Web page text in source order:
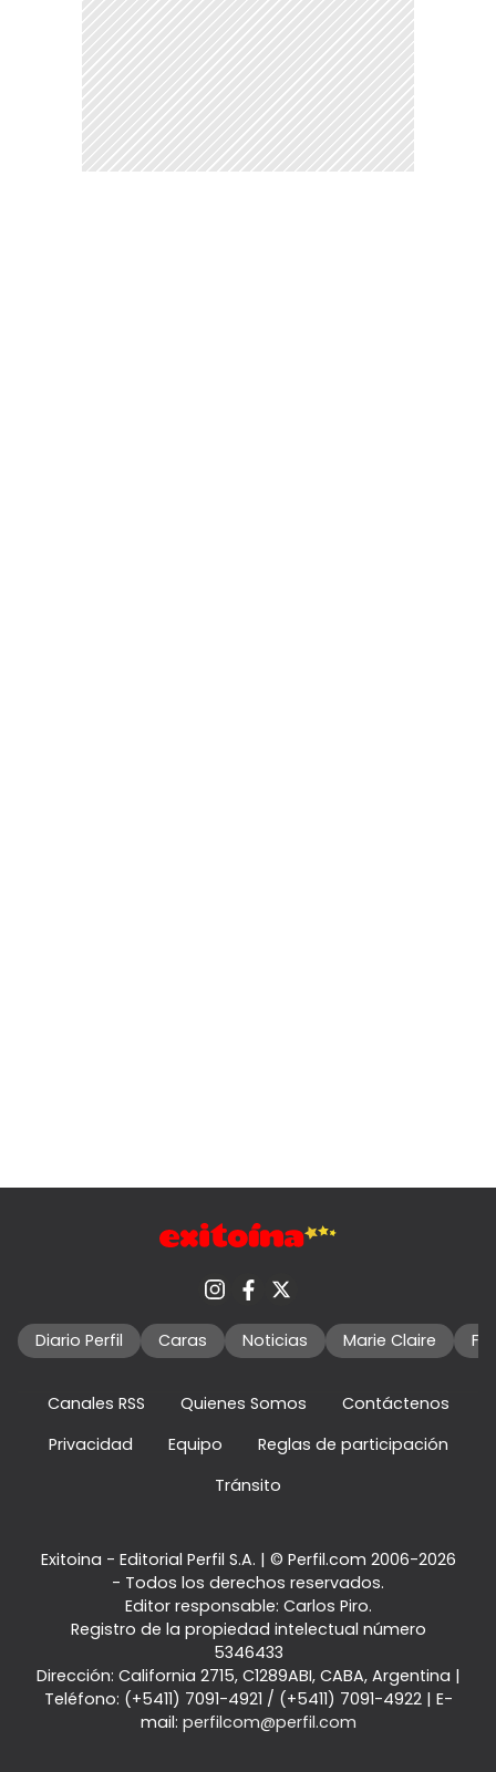
Diario Perfil Caras Noticias Marie Claire
Canales RSS Quienes Somos
Contáctenos
Privacidad
Equipo
Reglas de participación
Tránsito
Exitoina - Editorial Perfil S.A. | © Perfil.com 2006-2026
- Todos los derechos reservados.
Editor responsable: Carlos Piro.
Registro de la propiedad intelectual número
5346433
Dirección: California 2715, C1289ABI, CABA, Argentina |
Teléfono: (+5411) 7091-4921 / (+5411) 7091-4922| E-
mail: perfilcom@perfil.com